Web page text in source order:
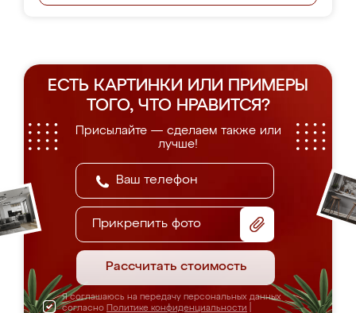
ЕСТЬ КАРТИНКИ ИЛИ ПРИМЕРЫ
ТОГО, ЧТО НРАВИТСЯ?
Присылайте — сделаем также или
лучше!
Прикрепить фото
Рассчитать стоимость
Я соглашаюсь на передачу персональных данных
согласно Политике конфиденциальности